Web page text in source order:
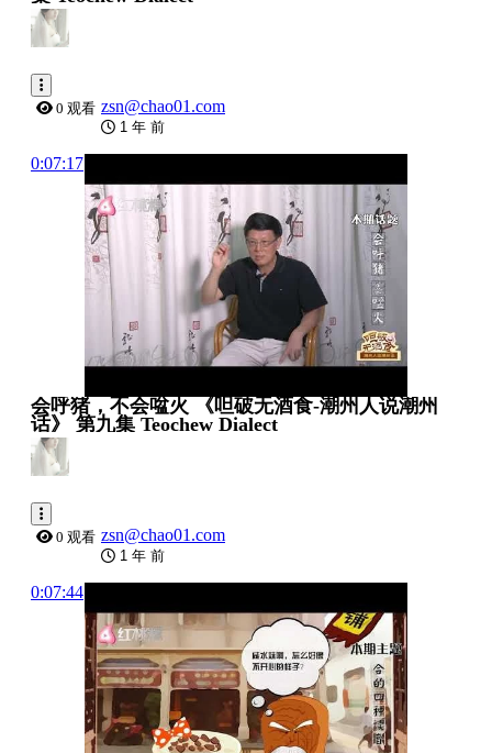
0 观看 zsn@chao01.com
1 年 前
0:07:17
会呼猪，不会㖹火 《呾破无酒食-潮州人说潮州
话》 第九集 Teochew Dialect
0 观看 zsn@chao01.com
1 年 前
0:07:44